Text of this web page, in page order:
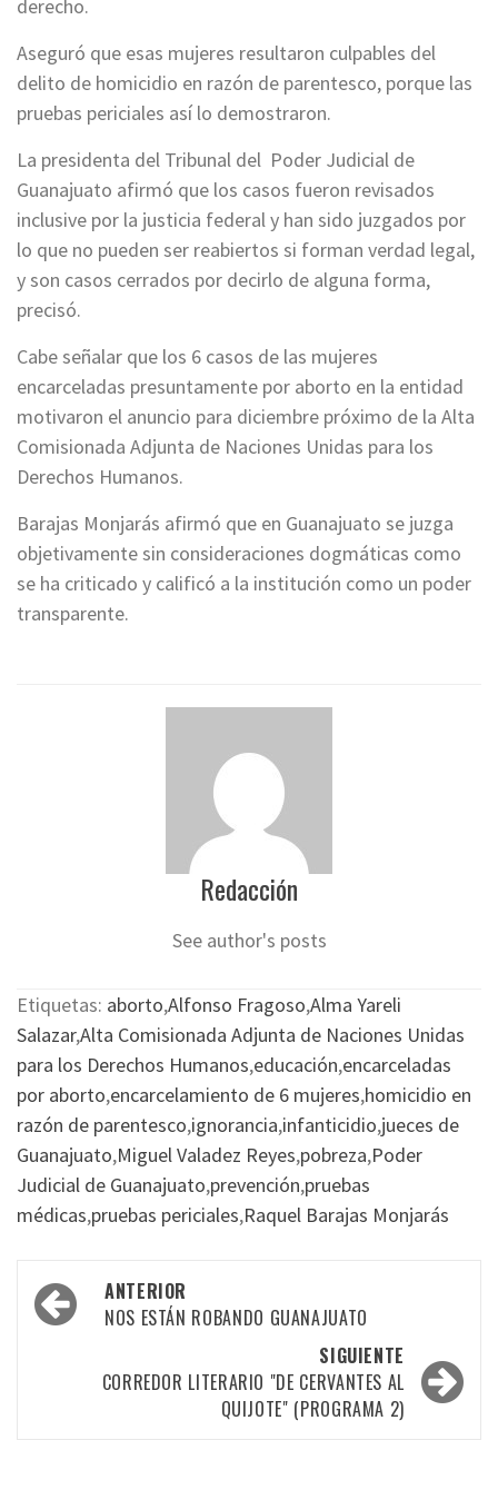
derecho.
Aseguró que esas mujeres resultaron culpables del
delito de homicidio en razón de parentesco, porque las
pruebas periciales así lo demostraron.
La presidenta del Tribunal del Poder Judicial de
Guanajuato afirmó que los casos fueron revisados
inclusive por la justicia federal y han sido juzgados por
lo que no pueden ser reabiertos si forman verdad legal,
y son casos cerrados por decirlo de alguna forma,
precisó.
Cabe señalar que los 6 casos de las mujeres
encarceladas presuntamente por aborto en la entidad
motivaron el anuncio para diciembre próximo de la Alta
Comisionada Adjunta de Naciones Unidas para los
Derechos Humanos.
Barajas Monjarás afirmó que en Guanajuato se juzga
objetivamente sin consideraciones dogmáticas como
se ha criticado y calificó a la institución como un poder
transparente.
Redacción
See author's posts
Etiquetas: aborto,Alfonso Fragoso,Alma Yareli
Salazar,Alta Comisionada Adjunta de Naciones Unidas
para los Derechos Humanos,educación,encarceladas
por aborto,encarcelamiento de 6 mujeres,homicidio en
razón de parentesco,ignorancia,infanticidio,jueces de
Guanajuato,Miguel Valadez Reyes,pobreza,Poder
Judicial de Guanajuato,prevención,pruebas
médicas,pruebas periciales,Raquel Barajas Monjarás
Navegación
por
entradas
ANTERIOR
NOS ESTÁN ROBANDO GUANAJUATO
SIGUIENTE
CORREDOR LITERARIO "DE CERVANTES AL
QUIJOTE" (PROGRAMA 2)